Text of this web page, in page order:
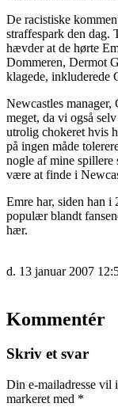
De racistiske
straffespark den dag.
hævder at de hørte
Dommeren, Dermot
klagede, inkluderede
Newcastles manager,
meget, da vi også
utrolig chokeret hvis
på ingen måde
nogle af mine
være at finde i
Emre har, siden han i
populær blandt
hær.
d. 13 januar 2007
Kommentér
Skriv et svar
Din e-mailadresse vil
markeret med *